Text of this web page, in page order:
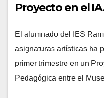
Proyecto en el
El alumnado del IES
asignaturas artísticas ha
primer trimestre en un
Pedagógica entre el